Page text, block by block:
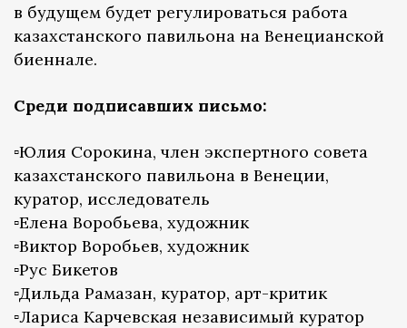
в будущем будет регулироваться работа
казахстанского павильона на Венецианской
биеннале.
Среди подписавших письмо:
▫️Юлия Сорокина, член экспертного совета
казахстанского павильона в Венеции,
куратор, исследователь
▫️Елена Воробьева, художник
▫️Виктор Воробьев, художник
▫️Рус Бикетов
▫️Дильда Рамазан, куратор, арт-критик
▫️Лариса Карчевская независимый куратор